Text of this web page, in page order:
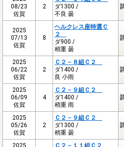
08/23
佐賀
2
ダ1300 /
不良 曇
2025
07/13
佐賀
8
ヘルクレス座特選Ｃ
２
ダ900 /
稍重 曇
2025
06/22
佐賀
2
Ｃ２－８組Ｃ２
ダ1400 /
良 小雨
2025
06/09
佐賀
4
Ｃ２－９組Ｃ２
ダ1400 /
稍重 雨
2025
05/26
佐賀
2
Ｃ２－９組Ｃ２
ダ1300 /
稍重 曇
2025
Ｃ２－１１組Ｃ２